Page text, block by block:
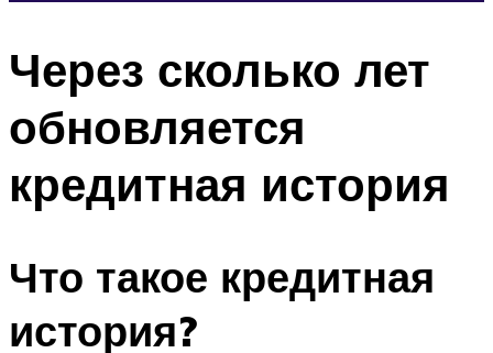
Через сколько лет
обновляется
кредитная история
Что такое кредитная
история?